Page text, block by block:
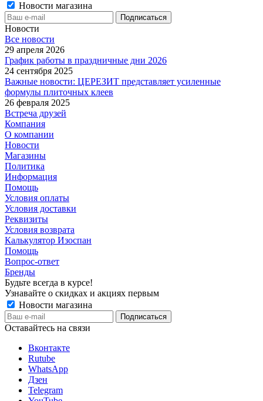
Новости магазина
Новости
Все новости
29 апреля 2026
График работы в праздничные дни 2026
24 сентября 2025
Важные новости: ЦЕРЕЗИТ представляет усиленные
формулы плиточных клеев
26 февраля 2025
Встреча друзей
Компания
О компании
Новости
Магазины
Политика
Информация
Помощь
Условия оплаты
Условия доставки
Реквизиты
Условия возврата
Калькулятор Изоспан
Помощь
Вопрос-ответ
Бренды
Будьте всегда в курсе!
Узнавайте о скидках и акциях первым
Новости магазина
Оставайтесь на связи
Вконтакте
Rutube
WhatsApp
Дзен
Telegram